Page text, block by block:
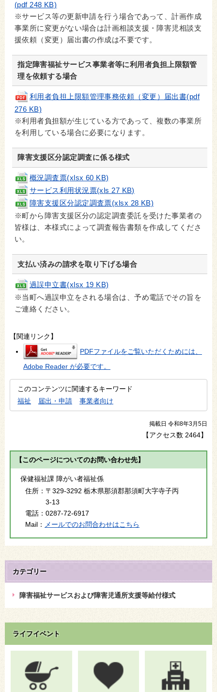
(pdf 248 KB)
※サービス等の更新申請を行う場合であって、計画作成
事業所に変更がない場合は計画相談支援・障害児相談支
援依頼（変更）届出書の作成は不要です。
指定障害福祉サービス事業者等に利用者負担上限額管
理を依頼する場合
利用者負担上限額管理事務依頼（変更）届出書(pdf
276 KB)
※利用者負担額が生じている方であって、複数の事業所
を利用している場合に必要になります。
障害支援区分認定調査に係る様式
概況調査票(xlsx 60 KB)
サービス利用状況票(xls 27 KB)
障害支援区分認定調査票(xlsx 28 KB)
※町から障害支援区分の認定調査委託を受けた事業者の
皆様は、本様式によって調査報告書類を作成してくださ
い。
支払い済みの請求を取り下げる場合
過誤申立書(xlsx 19 KB)
※当町へ過誤申立をされる場合は、予め電話でその旨を
ご連絡ください。
【関連リンク】
PDFファイルをご覧いただくためには、
Adobe Reader が必要です。
このコンテンツに関連するキーワード
福祉
届出・申請 事業者向け
掲載日 令和8年3月5日
【アクセス数 2464】
【このページについてのお問い合わせ先】
保健福祉課 障がい者福祉係
住所： 〒329-3292 栃木県那須郡那須町大字寺子丙
3-13
電話： 0287-72-6917
Mail：
メールでのお問合わせはこちら
カテゴリー
障害福祉サービスおよび障害児通所支援等給付様式
ライフイベント